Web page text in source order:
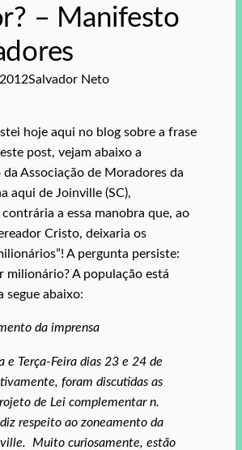
– Manifesto
Salvador Neto
hoje aqui no blog sobre a frase
post, vejam abaixo a
Associação de Moradores da
aqui de Joinville (SC),
a essa manobra que, ao
Cristo, deixaria os
A pergunta persiste:
milionário? A população está
segue abaixo:
da imprensa
e Terça-Feira dias 23 e 24 de
foram discutidas as
de Lei complementar n.
respeito ao zoneamento da
Muito curiosamente, estão